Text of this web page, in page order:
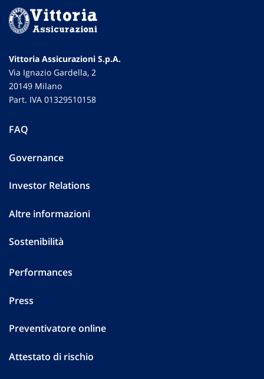
Vittoria Assicurazioni S.p.A.
Via Ignazio Gardella, 2
20149 Milano
Part. IVA 01329510158
FAQ
Governance
Investor Relations
Altre informazioni
Sostenibilità
Performances
Press
Preventivatore online
Attestato di rischio